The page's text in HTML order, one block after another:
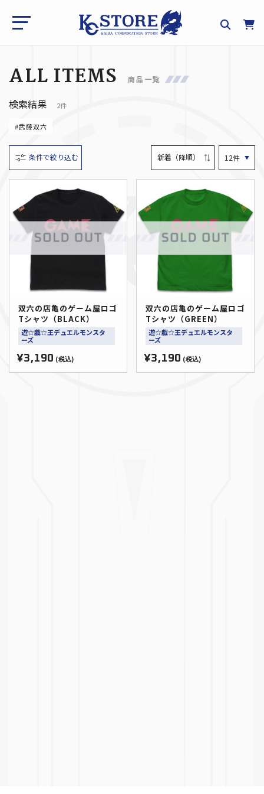
ALL ITEMS 商品一覧
検索結果 2件
#武藤双六
条件で絞り込む
双六の店亀のゲーム屋ロゴ
Tシャツ（BLACK）
遊☆戯☆王デュエルモンスタ
ーズ
¥3,190 (税込)
双六の店亀のゲーム屋ロゴ
Tシャツ（GREEN）
遊☆戯☆王デュエルモンスタ
ーズ
¥3,190 (税込)